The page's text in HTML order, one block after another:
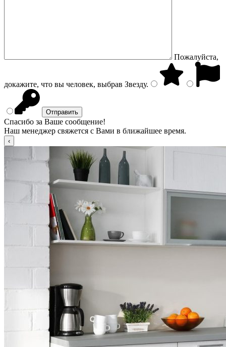
Пожалуйста,
докажите, что вы человек, выбрав Звезду.
Спасибо за Ваше сообщение!
Наш менеджер свяжется с Вами в ближайшее время.